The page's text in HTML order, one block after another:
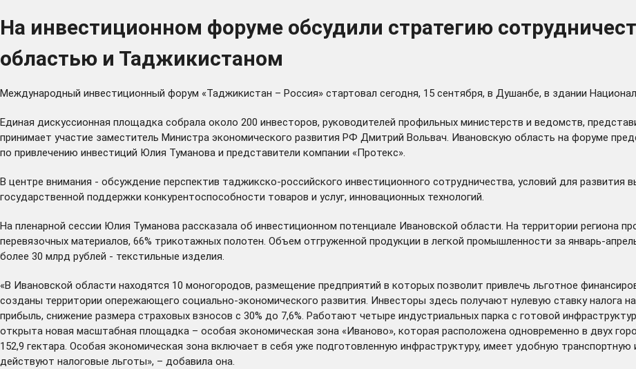
На инвестиционном форуме обсудили стратегию
областью и Таджикистаном
Международный инвестиционный форум «Таджикистан – Россия» стартовал сегодня, 15 сентября, в Душанбе, в здании
Единая дискуссионная площадка собрала около 200 инвесторов, руководителей профильных министерств и ведомств,
принимает участие заместитель Министра экономического развития РФ Дмитрий Вольвач. Ивановскую область на форуме
по привлечению инвестиций Юлия Туманова и представители компании «Протекс».
В центре внимания - обсуждение перспектив таджикско-российского инвестиционного сотрудничества, условий для развития
государственной поддержки конкурентоспособности товаров и услуг, инновационных технологий.
На пленарной сессии Юлия Туманова рассказала об инвестиционном потенциале Ивановской области. На территории региона
перевязочных материалов, 66% трикотажных полотен. Объем отгруженной продукции в легкой промышленности за январь-
более 30 млрд рублей - текстильные изделия.
«В Ивановской области находятся 10 моногородов, размещение предприятий в которых позволит привлечь льготное
созданы территории опережающего социально-экономического развития. Инвесторы здесь получают нулевую ставку налога
прибыль, снижение размера страховых взносов с 30% до 7,6%. Работают четыре индустриальных парка с готовой
открыта новая масштабная площадка – особая экономическая зона «Иваново», которая расположена одновременно в двух
152,9 гектара. Особая экономическая зона включает в себя уже подготовленную инфраструктуру, имеет удобную
действуют налоговые льготы», – добавила она.